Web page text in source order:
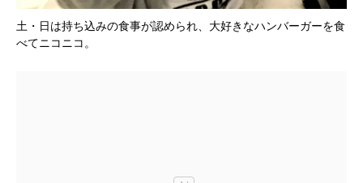
土・日は持ち込みの食事が認められ、大好きなハンバーガーを食
べてニコニコ。